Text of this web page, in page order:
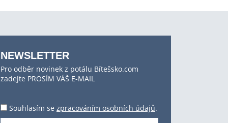
NEWSLETTER
Pro odběr novinek z potálu Bítešsko.com
zadejte PROSÍM VÁŠ E-MAIL
Souhlasím se zpracováním osobních údajů.